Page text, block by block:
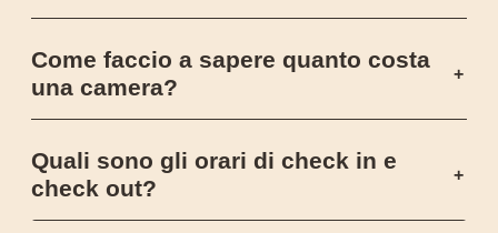
Come faccio a sapere quanto costa
una camera?
Quali sono gli orari di check in e
check out?